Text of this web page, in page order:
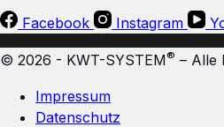
Facebook Instagram
© 2026 - KWT-SYSTEM® – Alle
Impressum
Datenschutz